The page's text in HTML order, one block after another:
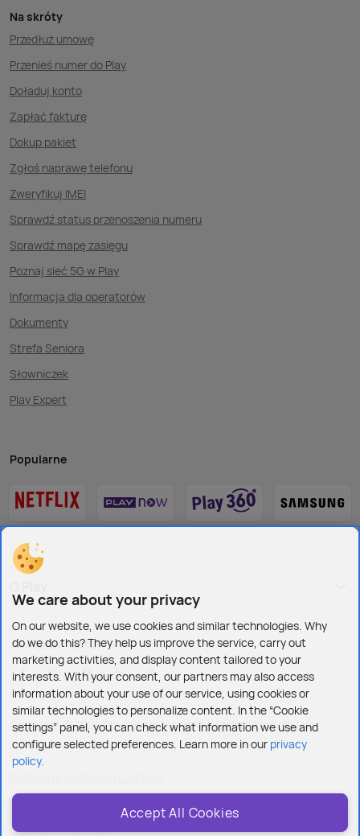
Na skróty
Przedłuż umowę
Przenieś numer do Play
Doładuj konto
Zapłać fakturę
Dokup pakiet
Zgłoś naprawę telefonu
Zweryfikuj IMEI
Sprawdź status przenoszenia numeru
Sprawdź mapę zasięgu
Poznaj sieć 5G w Play
Informacja dla operatorów
Dokumenty
Strefa Seniora
Słowniczek
Play Expert
Popularne
Jesteśmy też tu:
Copyright © 2026 Play - wszelkie prawa zastrzeżone dla Play
Ustawienia plików cookies
Regulamin serwisu
We care about your privacy
On our website, we use cookies and similar technologies. Why
do we do this? They help us improve the service, carry out
marketing activities, and display content tailored to your
interests. With your consent, our partners may also access
information about your use of our service, using cookies or
similar technologies to personalize content. In the “Cookie
settings” panel, you can check what information we use and
configure selected preferences. Learn more in our privacy
policy.
Accept All Cookies